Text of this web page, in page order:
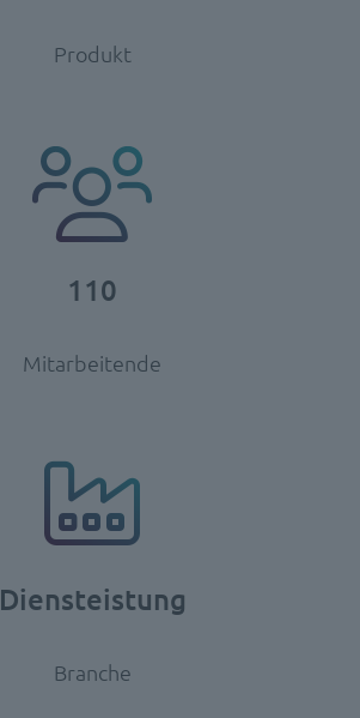
Produkt
110
Mitarbeitende
Diensteistung
Branche